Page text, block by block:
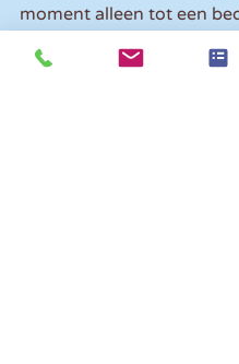
moment alleen tot een
ruimte, kon de